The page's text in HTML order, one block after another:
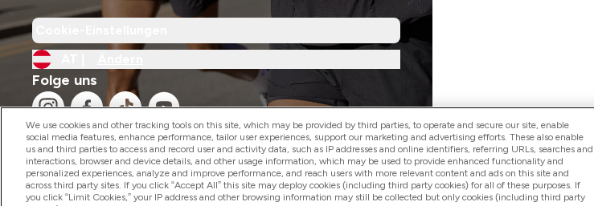
Folge uns
2026 The Hut.com Ltd
We use cookies and other tracking tools on this site, which may be provided by third parties, to operate and secure our site, enable
social media features, enhance performance, tailor user experiences, support our marketing and advertising efforts. These also enable
us and third parties to access and record user and activity data, such as IP addresses and online identifiers, referring URLs, searches and
interactions, browser and device details, and other usage information, which may be used to provide enhanced functionality and
personalized experiences, analyze and improve performance, and reach users with more relevant content and ads on this site and
across third party sites. If you click “Accept All” this site may deploy cookies (including third party cookies) for all of these purposes. If
you click “Limit Cookies,” your IP address and other browsing information may still be collected but only cookies (including third party